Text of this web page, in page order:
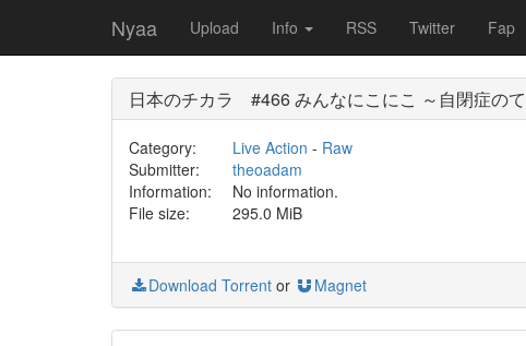
Nyaa Upload Info RSS Twitter Fap
日本のチカラ #466 みんなにこにこ ～自閉症の
Category: Live Action - Raw
Submitter:
theoadam
Information:
No information.
File size:
295.0 MiB
Download Torrent or Magnet